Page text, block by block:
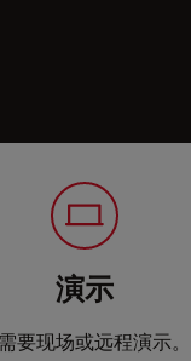
演示
要现场或远程演示。